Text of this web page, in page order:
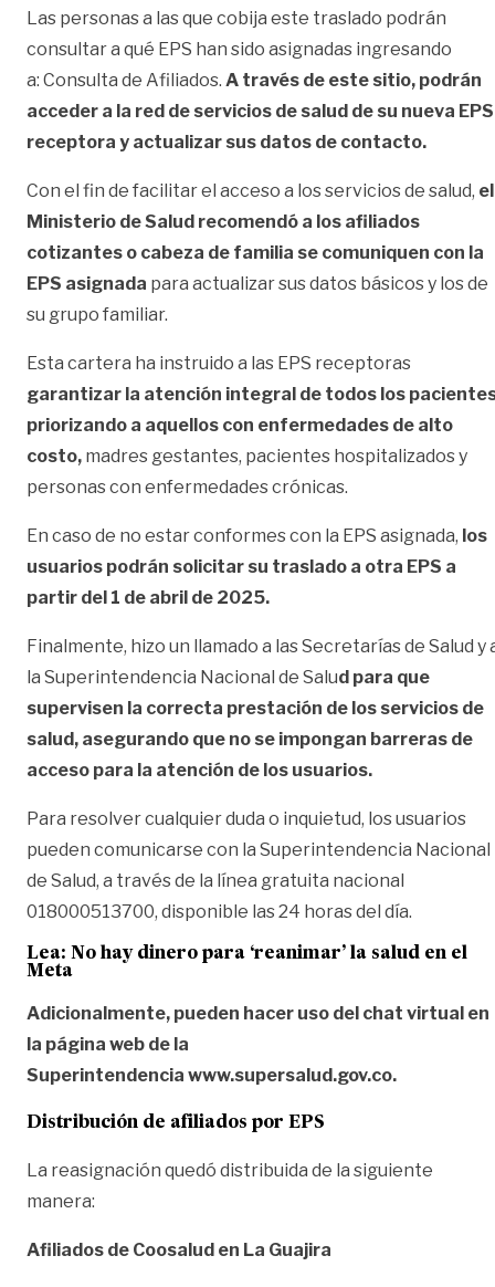
Las personas a las que cobija este traslado podrán
consultar a qué EPS han sido asignadas ingresando
a: Consulta de Afiliados. A través de este sitio, podrán
acceder a la red de servicios de salud de su nueva EPS
receptora y actualizar sus datos de contacto.
Con el fin de facilitar el acceso a los servicios de salud, el
Ministerio de Salud recomendó a los afiliados
cotizantes o cabeza de familia se comuniquen con la
EPS asignada para actualizar sus datos básicos y los de
su grupo familiar.
Esta cartera ha instruido a las EPS receptoras
garantizar la atención integral de todos los
priorizando a aquellos con enfermedades de alto
costo, madres gestantes, pacientes hospitalizados y
personas con enfermedades crónicas.
En caso de no estar conformes con la EPS asignada, los
usuarios podrán solicitar su traslado a otra EPS a
partir del 1 de abril de 2025.
Finalmente, hizo un llamado a las Secretarías de Salud y
la Superintendencia Nacional de Salud para que
supervisen la correcta prestación de los servicios de
salud, asegurando que no se impongan barreras de
acceso para la atención de los usuarios.
Para resolver cualquier duda o inquietud, los usuarios
pueden comunicarse con la Superintendencia Nacional
de Salud, a través de la línea gratuita nacional
018000513700, disponible las 24 horas del día.
Lea: No hay dinero para ‘reanimar’ la salud en el
Meta
Adicionalmente, pueden hacer uso del chat virtual en
la página web de la
Superintendencia www.supersalud.gov.co.
Distribución de afiliados por EPS
​La reasignación quedó distribuida de la siguiente
manera:
Afiliados de Coosalud en La Guajira